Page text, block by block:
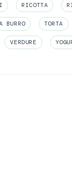
RICOTTA
BURRO TORTA
VERDURE